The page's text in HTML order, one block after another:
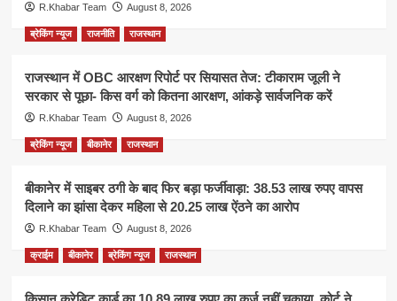
R.Khabar Team August 8, 2026
ब्रेकिंग न्यूज राजनीति राजस्थान
राजस्थान में OBC आरक्षण रिपोर्ट पर सियासत तेज: टीकाराम जूली ने
सरकार से पूछा- किस वर्ग को कितना आरक्षण, आंकड़े सार्वजनिक करें
R.Khabar Team August 8, 2026
ब्रेकिंग न्यूज बीकानेर राजस्थान
बीकानेर में साइबर ठगी के बाद फिर बड़ा फर्जीवाड़ा: 38.53 लाख रुपए वापस
दिलाने का झांसा देकर महिला से 20.25 लाख ऐंठने का आरोप
R.Khabar Team August 8, 2026
क्राईम बीकानेर ब्रेकिंग न्यूज राजस्थान